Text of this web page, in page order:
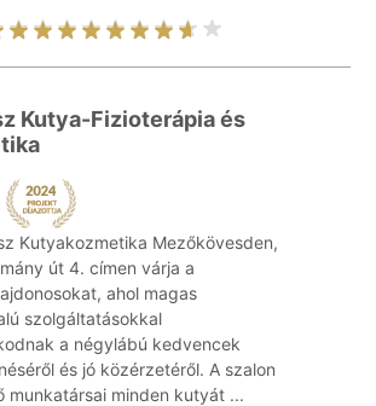
Kutya-Fizioterápia és
Kutyakozmetika Mezőkövesden,
út 4. címen várja a
ahol magas
szolgáltatásokkal
a négylábú kedvencek
és jó közérzetéről. A szalon
munkatársai minden kutyát ...